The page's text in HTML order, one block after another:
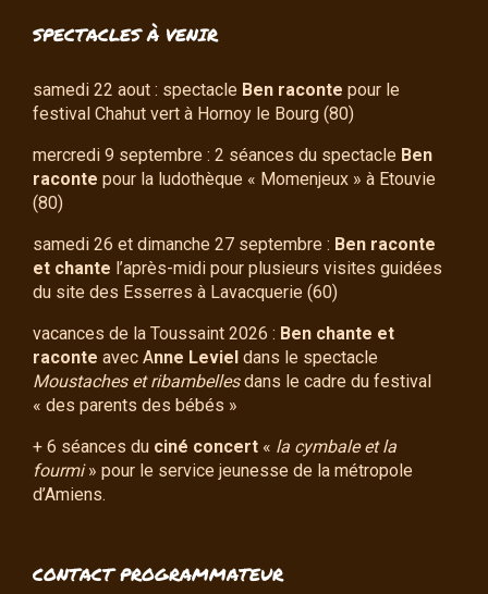
SPECTACLES À VENIR
samedi 22 aout : spectacle Ben raconte pour le
festival Chahut vert à Hornoy le Bourg (80)
mercredi 9 septembre : 2 séances du spectacle Ben
raconte pour la ludothèque « Momenjeux » à Etouvie
(80)
samedi 26 et dimanche 27 septembre : Ben raconte
et chante l’après-midi pour plusieurs visites guidées
du site des Esserres à Lavacquerie (60)
vacances de la Toussaint 2026 : Ben chante et
raconte avec Anne Leviel dans le spectacle
Moustaches et ribambellesdans le cadre du festival
« des parents des bébés »
+ 6 séances du ciné concert « la cymbale et la
fourmi» pour le service jeunesse de la métropole
d’Amiens.
CONTACT PROGRAMMATEUR